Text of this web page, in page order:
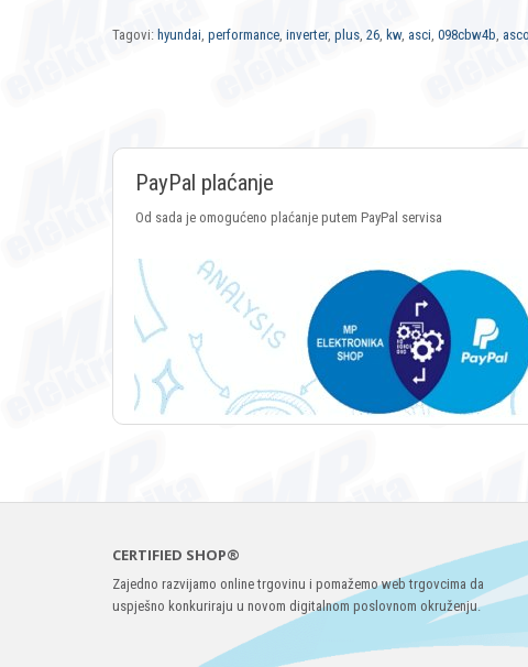
Tagovi: hyundai, performance, inverter, plus, 26, kw, asci, 098cbw4b, asco
PayPal plaćanje
Od sada je omogućeno plaćanje putem PayPal servisa
CERTIFIED SHOP®
Zajedno razvijamo online trgovinu i pomažemo web trgovcima da
uspješno konkuriraju u novom digitalnom poslovnom okruženju.